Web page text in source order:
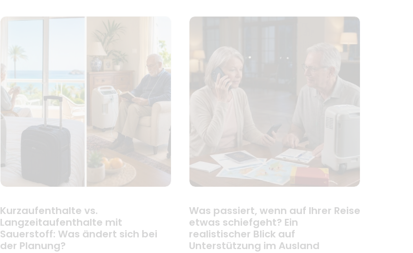
Kurzaufenthalte vs.
Langzeitaufenthalte mit
Sauerstoff: Was ändert sich bei
der Planung?
Was passiert, wenn auf Ihrer Reise
etwas schiefgeht? Ein
realistischer Blick auf
Unterstützung im Ausland